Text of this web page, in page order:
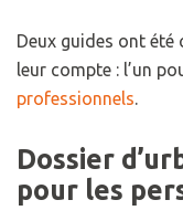
Deux guides ont été
leur compte : l’un
professionnels.
Dossier
pour les